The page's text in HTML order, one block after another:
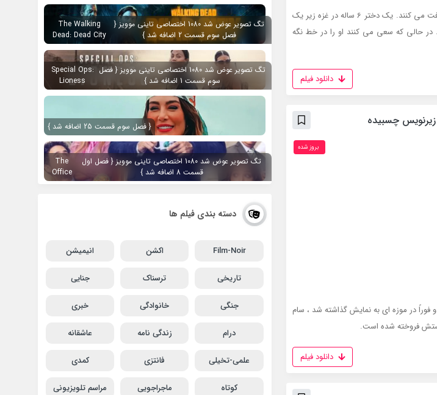
داوطلبان هلال احمر تماس اضطراری دریافت می کنند. یک دختر 6 ساله در غزه زیر یک
در حالی که سعی می کنند او را در خط نگه
دانلود فیلم
در موزه ای به نمایش گذاشته شد ، سام
فروخته شده است.
بروز‌ شده
دانلود فیلم
تگ تصویر عوض شد 1080 اختصاصی تاینی موویز {
فصل سوم قسمت 2 اضافه شد }
The Walking
Dead: Dead City
تگ تصویر عوض شد 1080 اختصاصی تاینی موویز { فصل
سوم قسمت 1 اضافه شد }
Special Ops:
Lioness
{ فصل سوم قسمت 25 اضافه شد }
تگ تصویر عوض شد 1080 اختصاصی تاینی موویز { فصل اول
قسمت 8 اضافه شد }
The
Office
دسته بندی فیلم ها
Film-Noir اکشن انیمیشن
تاریخی ترسناک جنایی
جنگی خانوادگی خبری
درام زندگی نامه عاشقانه
علمی-تخیلی فانتزی کمدی
کوتاه ماجراجویی مراسم تلویزیونی